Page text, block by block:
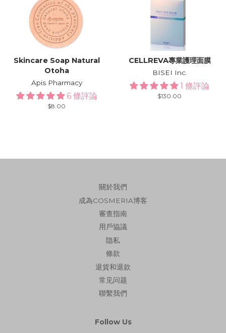
Skincare Soap Natural
Otoha
Apis Pharmacy
6 條評論
Regular
$8.00
CELLREVA專業護理面膜
BISEI Inc.
1 條評論
Regular
$130.00
關於我們
成為COSMERIA博客
審查指南
用戶協議
隐私
條款
退貨和退款
常见问题
聯繫我們
Follow Us